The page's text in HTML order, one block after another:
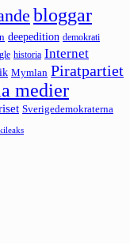
bloggar
deepedition demokrati
historia Internet
Mymlan Piratpartiet
medier
Sverigedemokraterna